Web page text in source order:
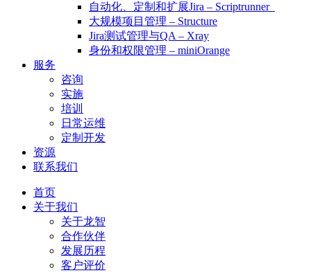
自动化、定制和扩展Jira – Scriptrunner
大规模项目管理 – Structure
Jira测试管理与QA – Xray
身份和权限管理 – miniOrange
服务
咨询
实施
培训
日常运维
定制开发
资源
联系我们
首页
关于我们
关于龙智
合作伙伴
发展历程
客户评价